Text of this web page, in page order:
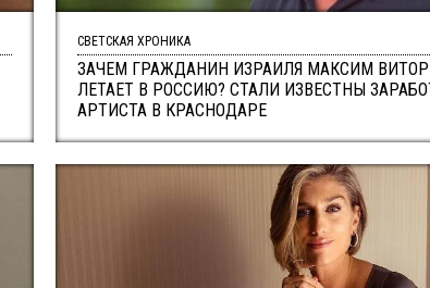
ЗАЧЕМ ГРАЖДАНИН ИЗРАИЛЯ МАКСИМ
ЛЕТАЕТ В РОССИЮ? СТАЛИ ИЗВЕСТНЫ
АРТИСТА В КРАСНОДАРЕ
СВЕТСКАЯ ХРОНИКА